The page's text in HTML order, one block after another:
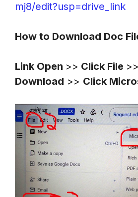
mj8/edit?usp=drive_link
How to Download Doc
Link Open >> Click File >>
Download >> Click